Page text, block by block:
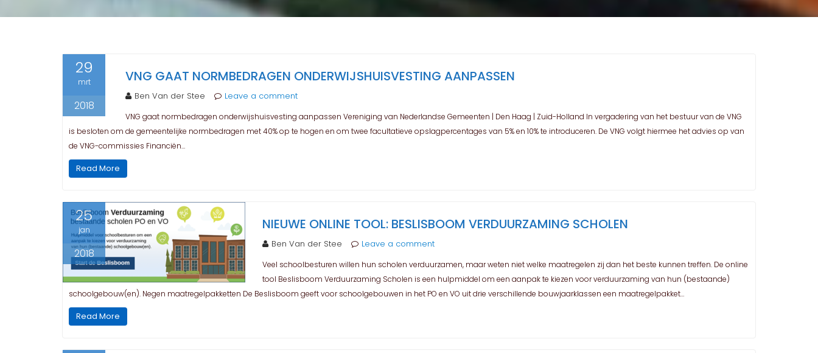
29
mrt
2018
VNG GAAT NORMBEDRAGEN ONDERWIJSHUISVESTING AANPASSEN
Ben Van der Stee Leave a comment
VNG gaat normbedragen onderwijshuisvesting aanpassen Vereniging van Nederlandse Gemeenten | Den Haag | Zuid-Holland In vergadering van het bestuur van de VNG
is besloten om de gemeentelijke normbedragen met 40% op te hogen en om twee facultatieve opslagpercentages van 5% en 10% te introduceren. De VNG volgt hiermee het advies op van
de VNG-commissies Financiën…
Read More
25
jan
2018
NIEUWE ONLINE TOOL: BESLISBOOM VERDUURZAMING SCHOLEN
Ben Van der Stee Leave a comment
Veel schoolbesturen willen hun scholen verduurzamen, maar weten niet welke maatregelen zij dan het beste kunnen treffen. De online
tool Beslisboom Verduurzaming Scholen is een hulpmiddel om een aanpak te kiezen voor verduurzaming van hun (bestaande)
schoolgebouw(en). Negen maatregelpakketten De Beslisboom geeft voor schoolgebouwen in het PO en VO uit drie verschillende bouwjaarklassen een maatregelpakket…
Read More